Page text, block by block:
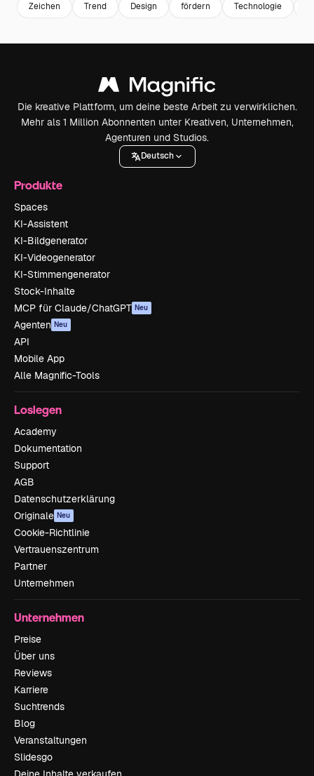
Zeichen Trend Design fördern Technologie
Die kreative Plattform, um deine beste Arbeit zu verwirklichen.
Mehr als 1 Million Abonnenten unter Kreativen, Unternehmen,
Agenturen und Studios.
Deutsch
Produkte
Spaces
KI-Assistent
KI-Bildgenerator
KI-Videogenerator
KI-Stimmengenerator
Stock-Inhalte
MCP für Claude/ChatGPT Neu
Agenten Neu
API
Mobile App
Alle Magnific-Tools
Loslegen
Academy
Dokumentation
Support
AGB
Datenschutzerklärung
Originale Neu
Cookie-Richtlinie
Vertrauenszentrum
Partner
Unternehmen
Unternehmen
Preise
Über uns
Reviews
Karriere
Suchtrends
Blog
Veranstaltungen
Slidesgo